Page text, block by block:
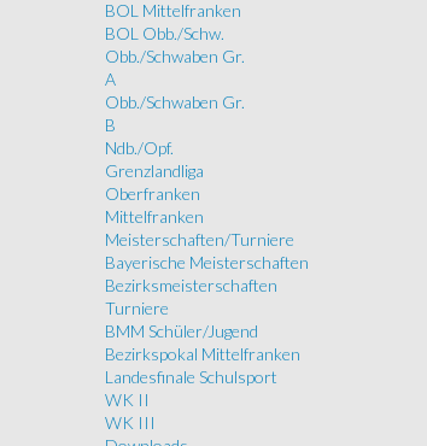
BOL Mittelfranken
BOL Obb./Schw.
Obb./Schwaben Gr.
A
Obb./Schwaben Gr.
B
Ndb./Opf.
Grenzlandliga
Oberfranken
Mittelfranken
Meisterschaften/Turniere
Bayerische Meisterschaften
Bezirksmeisterschaften
Turniere
BMM Schüler/Jugend
Bezirkspokal Mittelfranken
Landesfinale Schulsport
WK II
WK III